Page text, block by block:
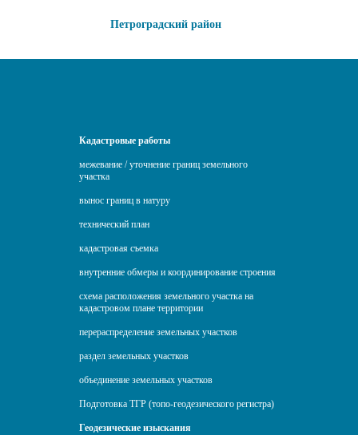
Петроградский район
Кадастровые работы
межевание / уточнение границ земельного
участка
вынос границ в натуру
технический план
кадастровая съемка
внутренние обмеры и координирование строения
схема расположения земельного участка на
кадастровом плане территории
перераспределение земельных участков
раздел земельных участков
объединение земельных участков
Подготовка ТГР (топо-геодезического регистра)
Геодезические изыскания